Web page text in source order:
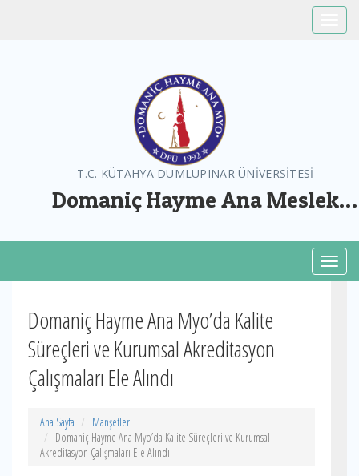
T.C. KÜTAHYA DUMLUPINAR ÜNİVERSİTESİ
Domaniç Hayme Ana Meslek
Domaniç Hayme Ana Myo’da Kalite
Süreçleri ve Kurumsal Akreditasyon
Çalışmaları Ele Alındı
Ana Sayfa
Manşetler
Domaniç Hayme Ana Myo’da Kalite Süreçleri ve Kurumsal
Akreditasyon Çalışmaları Ele Alındı